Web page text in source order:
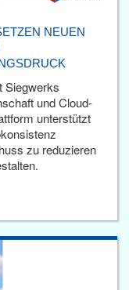
NEUEN
Siegwerks
und Cloud-
unterstützt
zu reduzieren